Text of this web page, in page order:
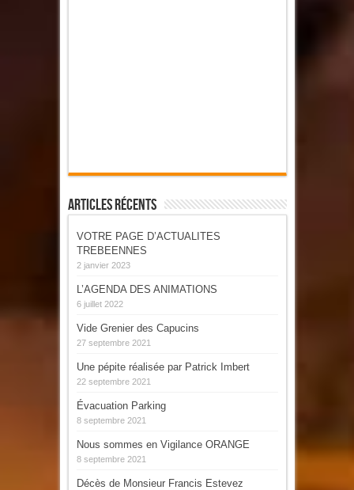
Articles Récents
VOTRE PAGE D’ACTUALITES
TREBEENNES
2 janvier 2023
L’AGENDA DES ANIMATIONS
6 juillet 2022
Vide Grenier des Capucins
27 septembre 2021
Une pépite réalisée par Patrick Imbert
22 septembre 2021
Évacuation Parking
8 septembre 2021
Nous sommes en Vigilance ORANGE
8 septembre 2021
Décès de Monsieur Francis Estevez